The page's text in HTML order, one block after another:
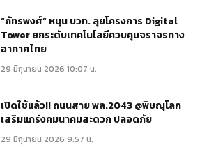
“ภัทรพงศ์” หนุน บวท. ลุยโครงการ Digital
Tower ยกระดับเทคโนโลยีควบคุมจราจรทาง
อากาศไทย
29 มิถุนายน 2026 10:07 น.
เปิดใช้แล้ว!! ถนนสาย พล.2043 @พิษณุโลก
เสริมแกร่งคมนาคมสะดวก ปลอดภัย
29 มิถุนายน 2026 9:57 น.